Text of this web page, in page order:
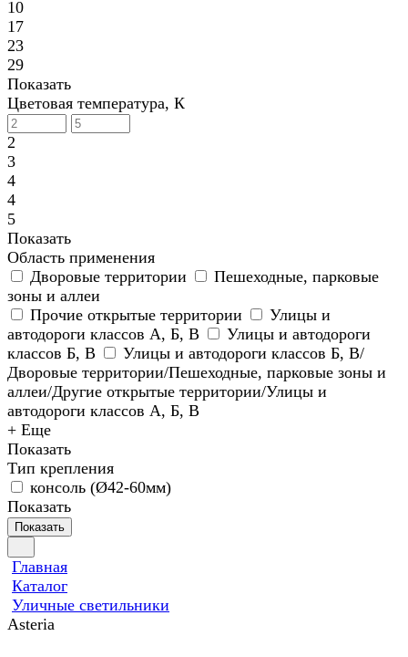
10
17
23
29
Показать
Цветовая температура, К
2
3
4
4
5
Показать
Область применения
Дворовые территории
Пешеходные, парковые
зоны и аллеи
Прочие открытые территории
Улицы и
автодороги классов А, Б, В
Улицы и автодороги
классов Б, В
Улицы и автодороги классов Б, В/
Дворовые территории/Пешеходные, парковые зоны и
аллеи/Другие открытые территории/Улицы и
автодороги классов А, Б, В
+ Еще
Показать
Тип крепления
консоль (Ø42-60мм)
Показать
Показать
Главная
Каталог
Уличные светильники
Asteria